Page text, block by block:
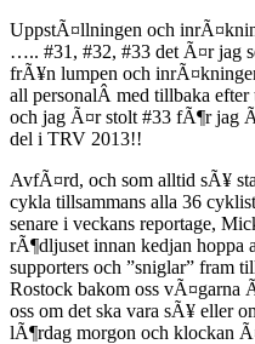
UppstÃ¤llningen och
….. #31, #32, #33 det Ã¤r jag
frÃ¥n lumpen och
all personalÂ med tillbaka
och jag Ã¤r stolt #33 fÃ¶r jag
del i TRV 2013!!
AvfÃ¤rd, och som alltid sÃ¥
cykla tillsammans alla 36
senare i veckans reportage,
rÃ¶dljuset innan kedjan
supporters och ”sniglar” fram
Rostock bakom oss vÃ¤garna
oss om det ska vara sÃ¥ eller
lÃ¶rdag morgon och klockan